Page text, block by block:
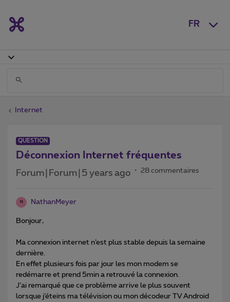
FR
Internet
QUESTION
Déconnexion Internet fréquentes
Forum|Forum|5 years ago 28 commentaires
N NathanMeyer
Bonjour,
Ma connexion internet n’est plus stable depuis la semaine
dernière.
En effet plusieurs fois par jour les mon modem se
redémarre et prend 5min a retrouvé la connexion.
J’ai remarqué que ce problème arrive le plus souvent
lorsque j’éteins ma télévision ou mon décodeur TV Android